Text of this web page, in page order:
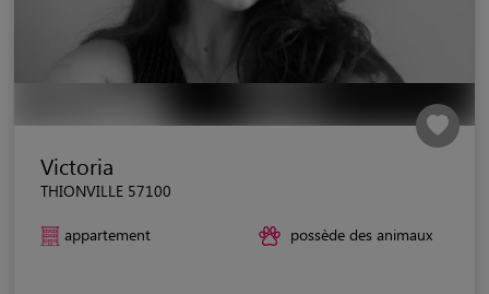
Victoria
THIONVILLE 57100
appartement possède des animaux